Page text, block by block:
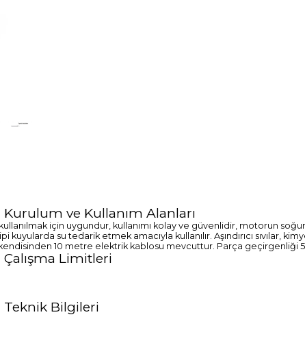
ve Kullanım Alanları
için uygundur, kullanımı kolay ve güvenlidir, motorun
su tedarik etmek amacıyla kullanılır. Aşındırıcı sıvılar,
kendisinden 10 metre elektrik kablosu mevcuttur. Parça geçirgenliği
Limitleri
Teknik Bilgileri